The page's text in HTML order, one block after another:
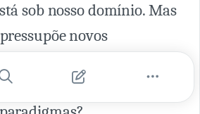
sob nosso domínio. Mas
novos
e condutas precisas?